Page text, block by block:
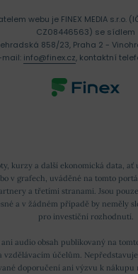
kurzy a další ekonomická data, ať
v grafech, uváděné na tomto
a třetími stranami. Jsou
a v žádném případě by neměly
pro investiční rozhodnutí.
ani audio obsah publikovaný na
vzdělávacím účelům.
doporučení ani výzvu k nákupu
webu je FINEX MEDIA s.r.o.
CZ08446563) se sídlem
858/23, Praha 2 -
info@finex.cz, kontaktní